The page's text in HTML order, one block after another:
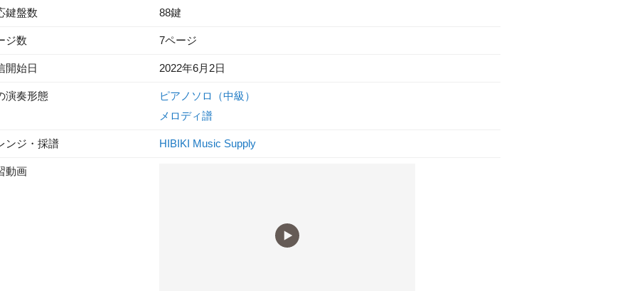
鍵盤数 88鍵
ジ数 7ページ
開始日 2022年6月2日
演奏形態
ピアノソロ（中級）
メロディ譜
ンジ・採譜 HIBIKI Music Supply
動画